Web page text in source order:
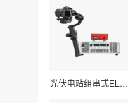
光伏电站组串式EL检